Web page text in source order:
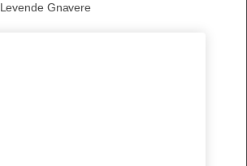
Levende Gnavere